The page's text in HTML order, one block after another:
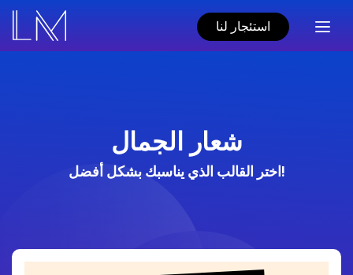
استئجار لنا
شعار الجمال
اختر القالب الذي يناسبك بشكل أفضل!